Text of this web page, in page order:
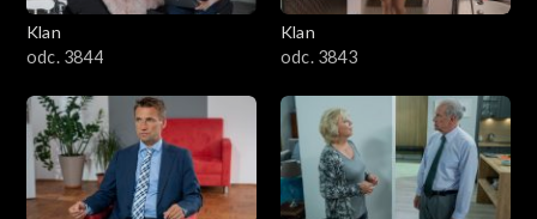
Klan
odc. 3844
Klan
odc. 3843